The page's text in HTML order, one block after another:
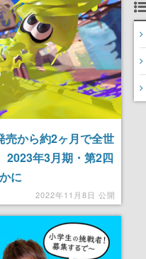
売から約2ヶ月で全世
2023年3月期・第2四
に
2022年11月8日 公開